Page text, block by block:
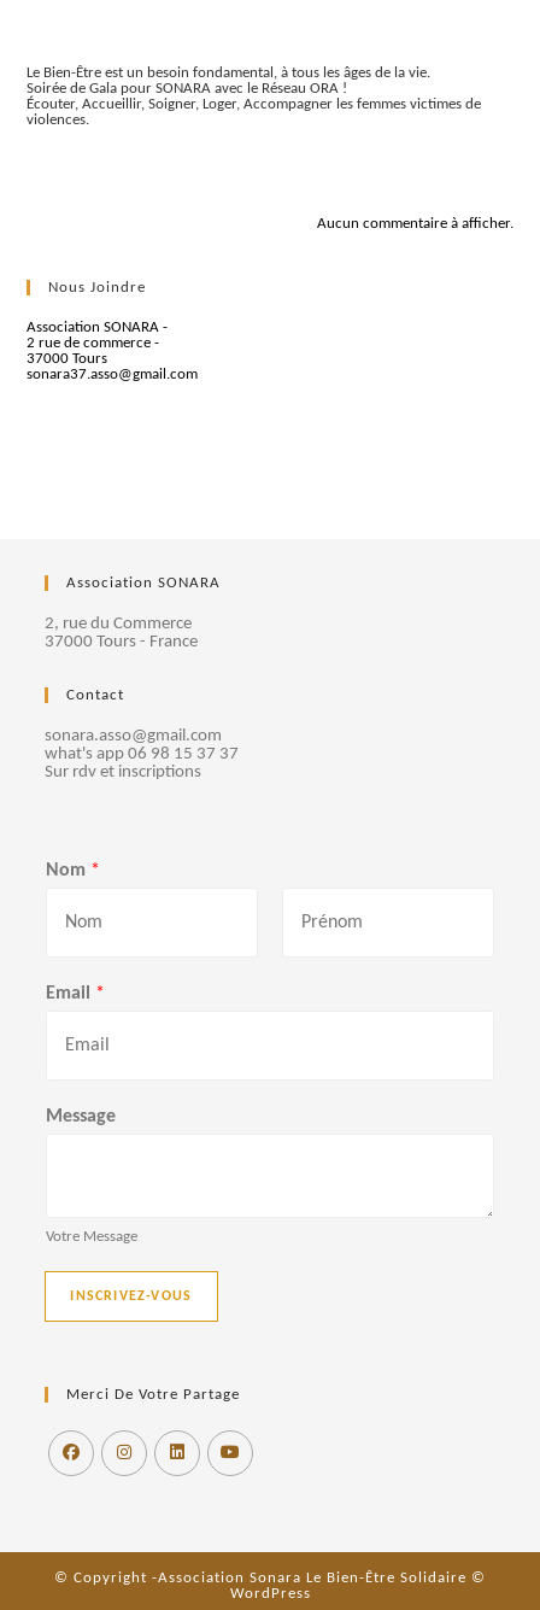
Le Bien-Être est un besoin fondamental, à tous les âges de la vie.
Soirée de Gala pour SONARA avec le Réseau ORA !
Écouter, Accueillir, Soigner, Loger, Accompagner les femmes victimes de
violences.
Aucun commentaire à afficher.
Nous Joindre
Association SONARA -
2 rue de commerce -
37000 Tours
sonara37.asso@gmail.com
Association SONARA
2, rue du Commerce
37000 Tours - France
Contact
sonara.asso@gmail.com
what's app 06 98 15 37 37
Sur rdv et inscriptions
Nom *
r
é
Email *
Message
Votre Message
INSCRIVEZ-VOUS
Merci De Votre Partage
© Copyright -Association Sonara Le Bien-Être Solidaire ©
WordPress